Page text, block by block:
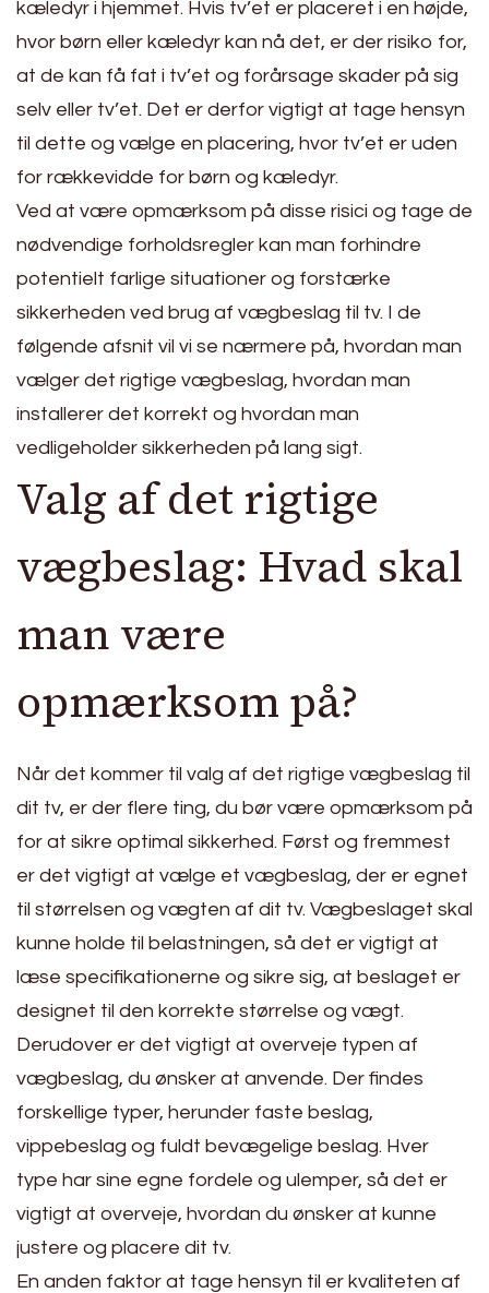
kæledyr i hjemmet. Hvis tv’et er placeret i en højde,
hvor børn eller kæledyr kan nå det, er der risiko for,
at de kan få fat i tv’et og forårsage skader på sig
selv eller tv’et. Det er derfor vigtigt at tage hensyn
til dette og vælge en placering, hvor tv’et er uden
for rækkevidde for børn og kæledyr.
Ved at være opmærksom på disse risici og tage de
nødvendige forholdsregler kan man forhindre
potentielt farlige situationer og forstærke
sikkerheden ved brug af vægbeslag til tv. I de
følgende afsnit vil vi se nærmere på, hvordan man
vælger det rigtige vægbeslag, hvordan man
installerer det korrekt og hvordan man
vedligeholder sikkerheden på lang sigt.
Valg af det rigtige
vægbeslag: Hvad skal
man være
opmærksom på?
Når det kommer til valg af det rigtige vægbeslag til
dit tv, er der flere ting, du bør være opmærksom på
for at sikre optimal sikkerhed. Først og fremmest
er det vigtigt at vælge et vægbeslag, der er egnet
til størrelsen og vægten af dit tv. Vægbeslaget skal
kunne holde til belastningen, så det er vigtigt at
læse specifikationerne og sikre sig, at beslaget er
designet til den korrekte størrelse og vægt.
Derudover er det vigtigt at overveje typen af
vægbeslag, du ønsker at anvende. Der findes
forskellige typer, herunder faste beslag,
vippebeslag og fuldt bevægelige beslag. Hver
type har sine egne fordele og ulemper, så det er
vigtigt at overveje, hvordan du ønsker at kunne
justere og placere dit tv.
En anden faktor at tage hensyn til er kvaliteten af